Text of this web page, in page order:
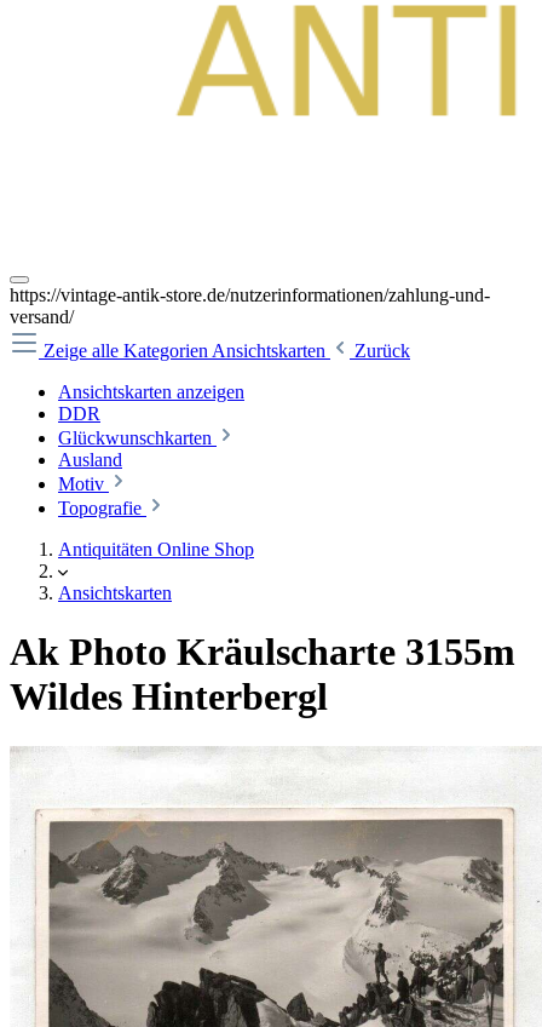
https://vintage-antik-store.de/nutzerinformationen/zahlung-und-
versand/
Zeige alle Kategorien Ansichtskarten
Zurück
Ansichtskarten anzeigen
DDR
Glückwunschkarten
Ausland
Motiv
Topografie
Antiquitäten Online Shop
Ansichtskarten
Ak Photo Kräulscharte 3155m
Wildes Hinterbergl